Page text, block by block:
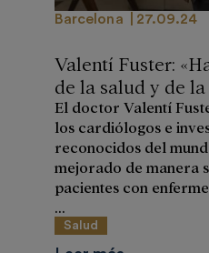
Barcelona 27.09.24
Valentí Fuster:
de la salud y de
El doctor Valentí
los cardiólogos e
reconocidos del
mejorado de manera
pacientes con
...
Salud